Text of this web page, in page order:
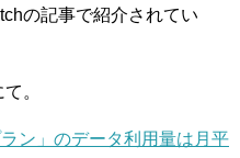
の記事で紹介されてい
。
ン」のデータ利用量は月平